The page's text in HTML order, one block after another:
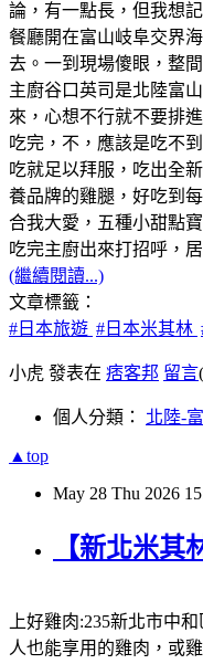
論，有一點長，但我想
餐廳開在富山岐阜交界
去。一到現場傻眼，整
主廚谷口英司是北陸富
來，心想不行就不要排
吃完，不，應該是吃不
吃就足以拜服，吃出全
養品牌的雞腿，好吃到
合我大愛，五種小甜點
吃完主廚出來打招呼，
(繼續閱讀...)
文章標籤：
#日本旅遊 #日本米其林
小虎 發表在 痞客邦 留言
個人分類： 北陸-
▲top
May 28 Thu 2026
【新北米
上好雞肉:235新北市中
人也能享用的雞肉，或